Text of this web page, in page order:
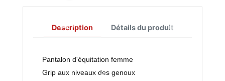
Description Détails du produit
Pantalon d'équitation femme
Grip aux niveaux des genoux